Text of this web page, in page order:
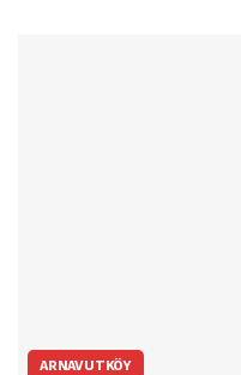
ARNAVUTKÖY